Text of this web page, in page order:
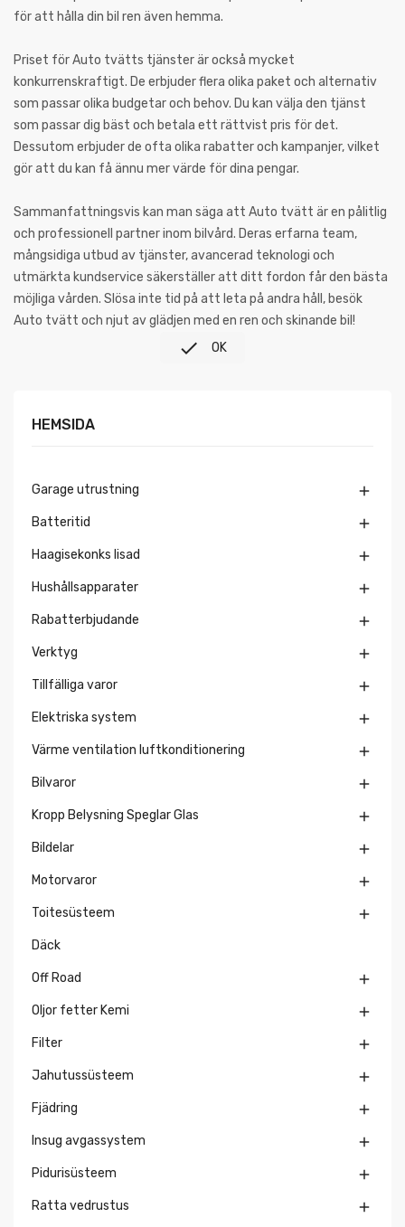
för att hålla din bil ren även hemma.
Priset för Auto tvätts tjänster är också mycket
konkurrenskraftigt. De erbjuder flera olika paket och alternativ
som passar olika budgetar och behov. Du kan välja den tjänst
som passar dig bäst och betala ett rättvist pris för det.
Dessutom erbjuder de ofta olika rabatter och kampanjer, vilket
gör att du kan få ännu mer värde för dina pengar.
Sammanfattningsvis kan man säga att Auto tvätt är en pålitlig
och professionell partner inom bilvård. Deras erfarna team,
mångsidiga utbud av tjänster, avancerad teknologi och
utmärkta kundservice säkerställer att ditt fordon får den bästa
möjliga vården. Slösa inte tid på att leta på andra håll, besök
Auto tvätt och njut av glädjen med en ren och skinande bil!
 OK
HEMSIDA
Garage utrustning 
Batteritid 
Haagisekonks lisad 
Hushållsapparater 
Rabatterbjudande 
Verktyg 
Tillfälliga varor 
Elektriska system 
Värme ventilation luftkonditionering 
Bilvaror 
Kropp Belysning Speglar Glas 
Bildelar 
Motorvaror 
Toitesüsteem 
Däck
Off Road 
Oljor fetter Kemi 
Filter 
Jahutussüsteem 
Fjädring 
Insug avgassystem 
Pidurisüsteem 
Ratta vedrustus 